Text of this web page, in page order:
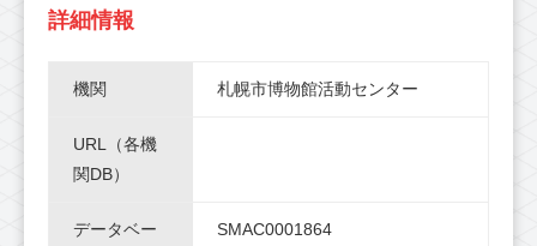
詳細情報
機関 札幌市博物館活動センター
URL（各機
関DB）
データベー
SMAC0001864